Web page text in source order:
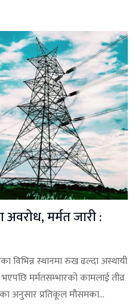
अवरोध, मर्मत जारी :
विभिन्न स्थानमा रुख ढल्दा अस्थायी
मर्मतसम्भारको कामलाई तीव्र
अनुसार प्रतिकूल मौसमका...